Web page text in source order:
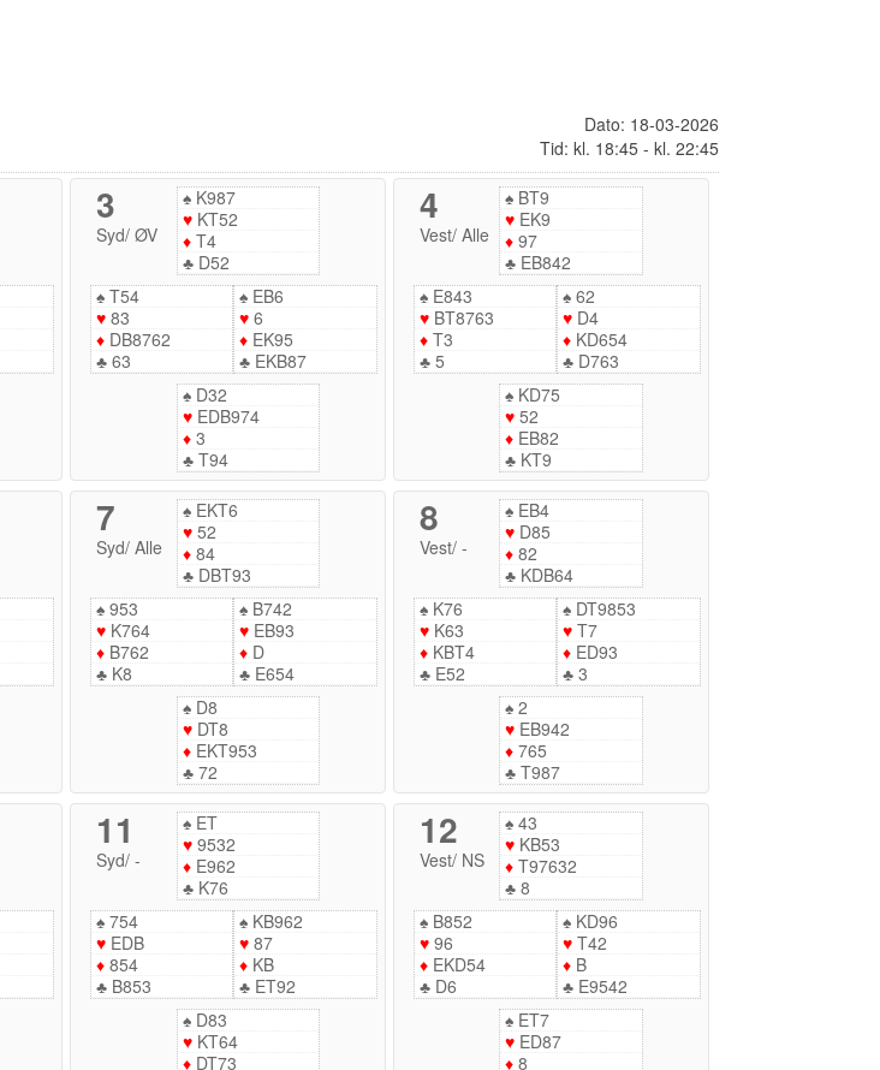
Dato: 18-03-2026
Tid: kl. 18:45 - kl. 22:45
3
Syd/ ØV
♠K987
♥KT52
♦T4
♣D52
♠ T54
♥ 83
♦ DB8762
♣ 63
♠ EB6
♥ 6
♦ EK95
♣ EKB87
♠D32
♥EDB974
♦3
♣T94
4
Vest/ Alle
♠ BT9
♥ EK9
♦ 97
♣ EB842
♠E843
♥BT8763
♦T3
♣5
♠ 62
♥ D4
♦ KD654
♣ D763
♠ KD75
♥ 52
♦ EB82
♣ KT9
7
Syd/ Alle
♠EKT6
♥52
♦84
♣DBT93
♠ 953
♥ K764
♦ B762
♣ K8
♠ B742
♥ EB93
♦ D
♣ E654
♠D8
♥DT8
♦EKT953
♣72
8
Vest/ -
♠ EB4
♥ D85
♦ 82
♣ KDB64
♠K76
♥K63
♦KBT4
♣E52
♠ DT9853
♥ T7
♦ ED93
♣ 3
♠ 2
♥ EB942
♦ 765
♣ T987
11
Syd/ -
♠ET
♥9532
♦E962
♣K76
♠ 754
♥ EDB
♦ 854
♣ B853
♠ KB962
♥ 87
♦ KB
♣ ET92
♠D83
♥KT64
♦DT73
12
Vest/ NS
♠ 43
♥ KB53
♦ T97632
♣ 8
♠B852
♥96
♦EKD54
♣D6
♠ KD96
♥ T42
♦ B
♣ E9542
♠ ET7
♥ ED87
♦ 8